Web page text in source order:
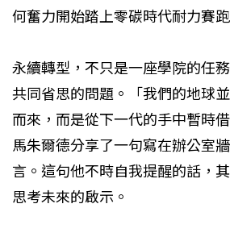
何奮力開始踏上零碳時代耐力賽
永續轉型，不只是一座學院的任
共同省思的問題。「我們的地球
而來，而是從下一代的手中暫時
馬朱爾德分享了一句寫在辦公室
言。這句他不時自我提醒的話，
思考未來的啟示。